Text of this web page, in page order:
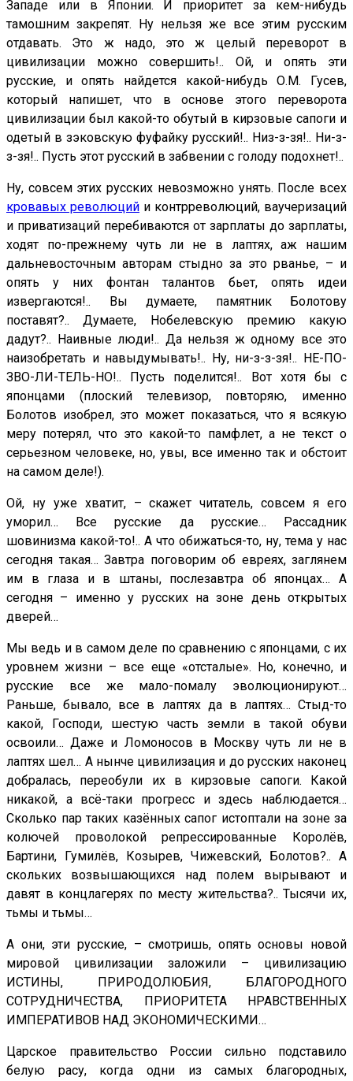
Западе или в Японии. И приоритет за кем-нибудь
тамошним закрепят. Ну нельзя же все этим русским
отдавать. Это ж надо, это ж целый переворот в
цивилизации можно совершить!.. Ой, и опять эти
русские, и опять найдется какой-нибудь О.М. Гусев,
который напишет, что в основе этого переворота
цивилизации был какой-то обутый в кирзовые сапоги и
одетый в зэковскую фуфайку русский!.. Низ-з-зя!.. Ни-з-
з-зя!.. Пусть этот русский в забвении с голоду подохнет!..
Ну, совсем этих русских невозможно унять. После всех
кровавых революций и контрреволюций, ваучеризаций
и приватизаций перебиваются от зарплаты до зарплаты,
ходят по-прежнему чуть ли не в лаптях, аж нашим
дальневосточным авторам стыдно за это рванье, – и
опять у них фонтан талантов бьет, опять идеи
извергаются!.. Вы думаете, памятник Болотову
поставят?.. Думаете, Нобелевскую премию какую
дадут?.. Наивные люди!.. Да нельзя ж одному все это
наизобретать и навыдумывать!.. Ну, ни-з-з-зя!.. НЕ-ПО-
ЗВО-ЛИ-ТЕЛЬ-НО!.. Пусть поделится!.. Вот хотя бы с
японцами (плоский телевизор, повторяю, именно
Болотов изобрел, это может показаться, что я всякую
меру потерял, что это какой-то памфлет, а не текст о
серьезном человеке, но, увы, все именно так и обстоит
на самом деле!).
Ой, ну уже хватит, – скажет читатель, совсем я его
уморил… Все русские да русские… Рассадник
шовинизма какой-то!.. А что обижаться-то, ну, тема у нас
сегодня такая… Завтра поговорим об евреях, заглянем
им в глаза и в штаны, послезавтра об японцах… А
сегодня – именно у русских на зоне день открытых
дверей…
Мы ведь и в самом деле по сравнению с японцами, с их
уровнем жизни – все еще «отсталые». Но, конечно, и
русские все же мало-помалу эволюционируют…
Раньше, бывало, все в лаптях да в лаптях… Стыд-то
какой, Господи, шестую часть земли в такой обуви
освоили… Даже и Ломоносов в Москву чуть ли не в
лаптях шел… А нынче цивилизация и до русских наконец
добралась, переобули их в кирзовые сапоги. Какой
никакой, а всё-таки прогресс и здесь наблюдается…
Сколько пар таких казённых сапог истоптали на зоне за
колючей проволокой репрессированные Королёв,
Бартини, Гумилёв, Козырев, Чижевский, Болотов?.. А
скольких возвышающихся над полем вырывают и
давят в концлагерях по месту жительства?.. Тысячи их,
тьмы и тьмы…
А они, эти русские, – смотришь, опять основы новой
мировой цивилизации заложили – цивилизацию
ИСТИНЫ, ПРИРОДОЛЮБИЯ, БЛАГОРОДНОГО
СОТРУДНИЧЕСТВА, ПРИОРИТЕТА НРАВСТВЕННЫХ
ИМПЕРАТИВОВ НАД ЭКОНОМИЧЕСКИМИ…
Царское правительство России сильно подставило
белую расу, когда одни из самых благородных,